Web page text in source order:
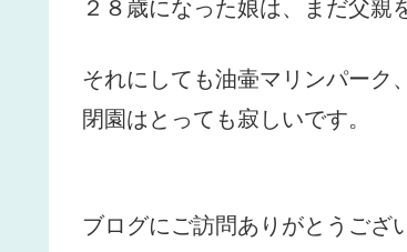
それにしても油壷マリンパーク
閉園はとっても寂しいです。
ブログにご訪問ありがとうござ